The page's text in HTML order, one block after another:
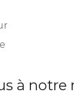
à notre